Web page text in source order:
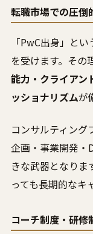
転職市場での圧倒
「PwC出身」と
を受けます。その
能力・クライアン
ッショナリズムが
コンサルティング
企画・事業開発・
きな武器となりま
っても長期的なキ
コーチ制度・研修